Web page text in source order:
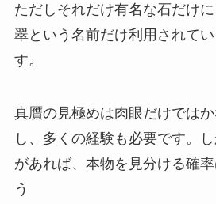
ただしそれだけ有名な石だけ
翠という名前だけ利用されて
す。
真贋の見極めは肉眼だけでは
し、多くの経験も必要です。
があれば、本物を見分ける確
う